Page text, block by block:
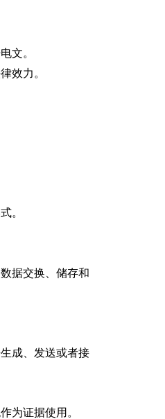
文。
效力。
。
据交换、储存和
成、发送或者接
为证据使用。